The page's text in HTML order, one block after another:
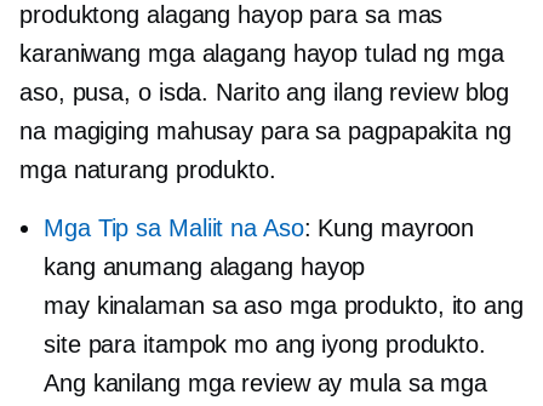
produktong alagang hayop para sa mas
karaniwang mga alagang hayop tulad ng mga
aso, pusa, o isda. Narito ang ilang review blog
na magiging mahusay para sa pagpapakita ng
mga naturang produkto.
Mga Tip sa Maliit na Aso: Kung mayroon
kang anumang alagang hayop
may kinalaman sa aso mga produkto, ito ang
site para itampok mo ang iyong produkto.
Ang kanilang mga review ay mula sa mga